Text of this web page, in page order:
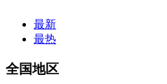
最新
最热
全国地区